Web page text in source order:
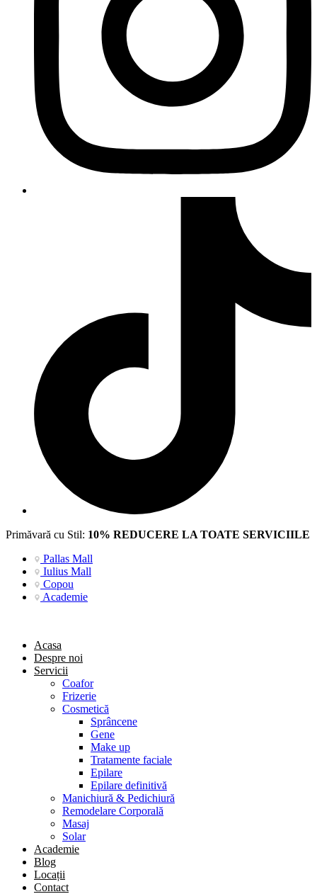
Primăvară cu Stil: 10% REDUCERE LA TOATE SERVICIILE
Pallas Mall
Iulius Mall
Copou
Academie
Acasa
Despre noi
Servicii
Coafor
Frizerie
Cosmetică
Sprâncene
Gene
Make up
Tratamente faciale
Epilare
Epilare definitivă
Manichiură & Pedichiură
Remodelare Corporală
Masaj
Solar
Academie
Blog
Locații
Contact